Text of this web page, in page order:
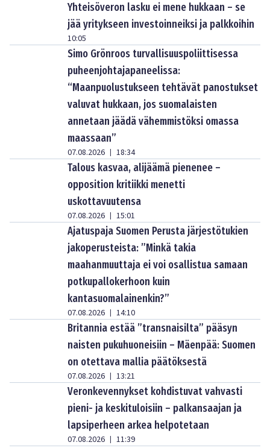
Yhteisöveron lasku ei mene hukkaan – se
jää yritykseen investoinneiksi ja palkkoihin
10:05
Simo Grönroos turvallisuuspoliittisessa
puheenjohtajapaneelissa:
“Maanpuolustukseen tehtävät panostukset
valuvat hukkaan, jos suomalaisten
annetaan jäädä vähemmistöksi omassa
maassaan”
07.08.2026 | 18:34
Talous kasvaa, alijäämä pienenee –
opposition kritiikki menetti
uskottavuutensa
07.08.2026 | 15:01
Ajatuspaja Suomen Perusta järjestötukien
jakoperusteista: ”Minkä takia
maahanmuuttaja ei voi osallistua samaan
potkupallokerhoon kuin
kantasuomalainenkin?”
07.08.2026 | 14:10
Britannia estää ”transnaisilta” pääsyn
naisten pukuhuoneisiin – Mäenpää: Suomen
on otettava mallia päätöksestä
07.08.2026 | 13:21
Veronkevennykset kohdistuvat vahvasti
pieni- ja keskituloisiin – palkansaajan ja
lapsiperheen arkea helpotetaan
07.08.2026 | 11:39